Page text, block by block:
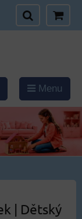
Menu
| Dětský